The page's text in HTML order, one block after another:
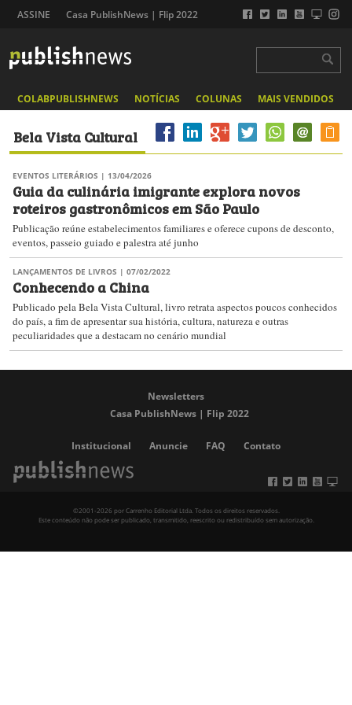
ASSINE Casa PublishNews | Flip 2022
COLABPUBLISHNEWS NOTÍCIAS COLUNAS MAIS VENDIDOS
Bela Vista Cultural
EVENTOS LITERÁRIOS | 13/04/2026
Guia da culinária imigrante explora novos
roteiros gastronômicos em São Paulo
Publicação reúne estabelecimentos familiares e oferece cupons de desconto,
eventos, passeio guiado e palestra até junho
LANÇAMENTOS DE LIVROS | 07/02/2022
Conhecendo a China
Publicado pela Bela Vista Cultural, livro retrata aspectos poucos conhecidos
do país, a fim de apresentar sua história, cultura, natureza e outras
peculiaridades que a destacam no cenário mundial
Newsletters
Casa PublishNews | Flip 2022
Institucional Anuncie FAQ Contato
©2001-2026 por Carrenho Editorial Ltda. Todos os direitos reservados.
Este conteúdo não pode ser publicado, transmitido, reescrito ou redistribuído sem autorização.